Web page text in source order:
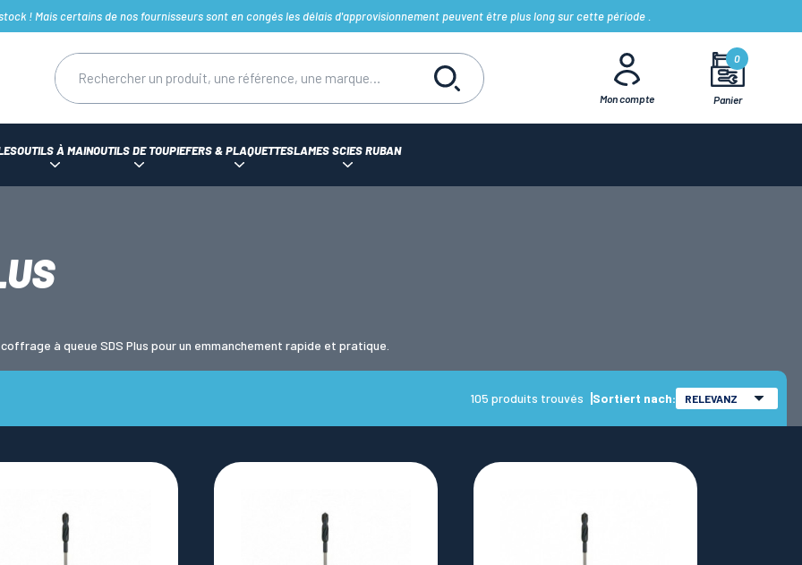
! Mais certains de nos fournisseurs sont en congés les délais d'approvisionnement peuvent être plus long sur cette période .
Mon compte Panier
0
OUTILS À MAINOUTILS DE TOUPIEFERS & PLAQUETTESLAMES SCIES RUBAN
à queue SDS Plus pour un emmanchement rapide et pratique.
105 produits trouvés Sortiert nach: RELEVANZ